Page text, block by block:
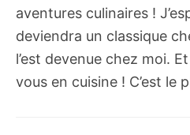
aventures culinaires !
deviendra un classique
l’est devenue chez moi.
vous en cuisine ! C’est le